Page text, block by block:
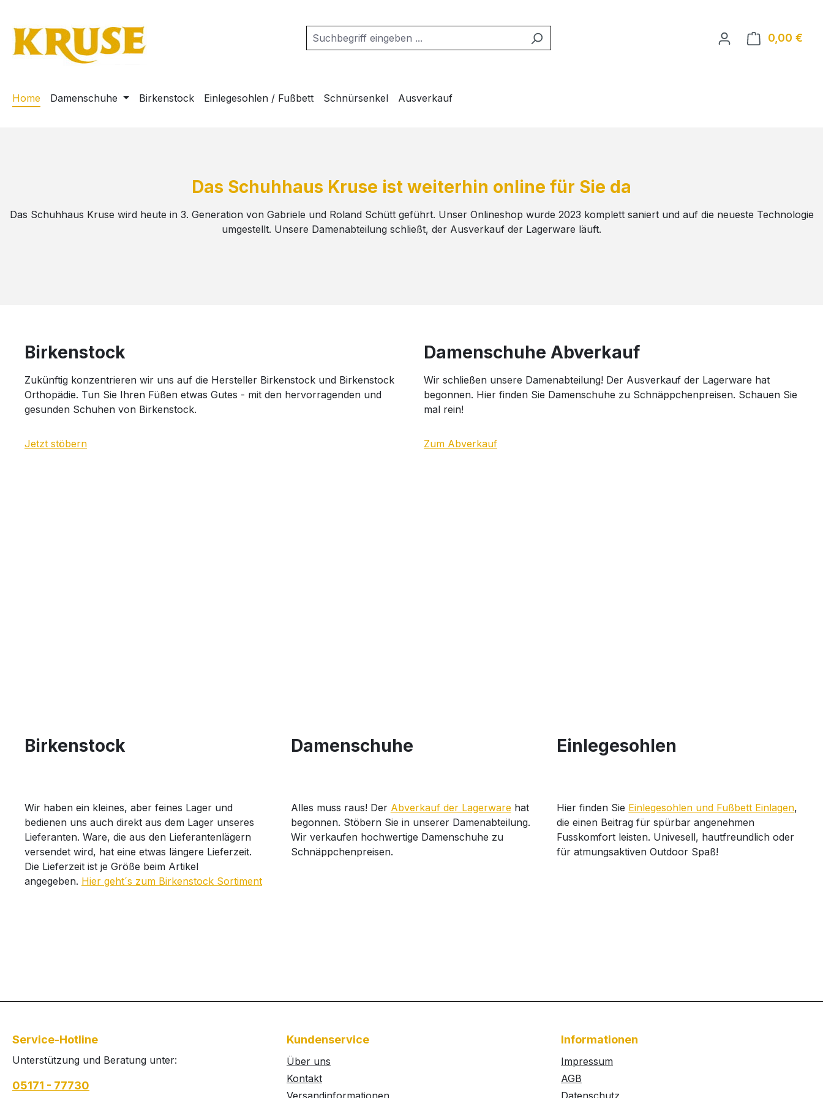
0,00 €
Home Damenschuhe Birkenstock Einlegesohlen / Fußbett Schnürsenkel Ausverkauf
Das Schuhhaus Kruse ist weiterhin online für Sie da
Das Schuhhaus Kruse wird heute in 3. Generation von Gabriele und Roland Schütt geführt. Unser Onlineshop wurde 2023 komplett saniert und auf die neueste Technologie
umgestellt. Unsere Damenabteilung schließt, der Ausverkauf der Lagerware läuft.
Birkenstock
Zukünftig konzentrieren wir uns auf die Hersteller Birkenstock und Birkenstock
Orthopädie. Tun Sie Ihren Füßen etwas Gutes - mit den hervorragenden und
gesunden Schuhen von Birkenstock.
Jetzt stöbern
Damenschuhe Abverkauf
Wir schließen unsere Damenabteilung! Der Ausverkauf der Lagerware hat
begonnen. Hier finden Sie Damenschuhe zu Schnäppchenpreisen. Schauen Sie
mal rein!
Zum Abverkauf
Birkenstock
Wir haben ein kleines, aber feines Lager und
bedienen uns auch direkt aus dem Lager unseres
Lieferanten. Ware, die aus den Lieferantenlägern
versendet wird, hat eine etwas längere Lieferzeit.
Die Lieferzeit ist je Größe beim Artikel
angegeben. Hier geht´s zum Birkenstock Sortiment
Damenschuhe
Alles muss raus! Der Abverkauf der Lagerwarehat
begonnen. Stöbern Sie in unserer Damenabteilung.
Wir verkaufen hochwertige Damenschuhe zu
Schnäppchenpreisen.
Einlegesohlen
Hier finden Sie Einlegesohlen und Fußbett Einlagen,
die einen Beitrag für spürbar angenehmen
Fusskomfort leisten. Univesell, hautfreundlich oder
für atmungsaktiven Outdoor Spaß!
Service-Hotline
Unterstützung und Beratung unter:
05171 - 77730
Kundenservice
Über uns
Kontakt
Versandinformationen
Informationen
Impressum
AGB
Datenschutz